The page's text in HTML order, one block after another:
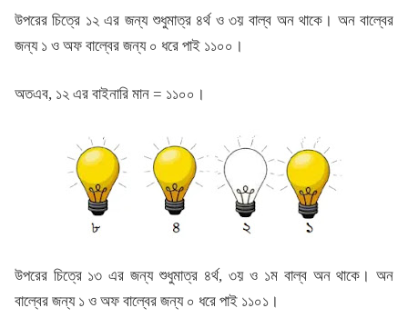
উপরের চিত্রে ১২ এর জন্য শুধুমাত্র ৪র্থ ও ৩য় বাল্ব অন থাকে। অন বাল্বের
জন্য ১ ও অফ বাল্বের জন্য ০ ধরে পাই ১১০০।
অতএব, ১২ এর বাইনারি মান = ১১০০।
উপরের চিত্রে ১৩ এর জন্য শুধুমাত্র ৪র্থ, ৩য় ও ১ম বাল্ব অন থাকে। অন
বাল্বের জন্য ১ ও অফ বাল্বের জন্য ০ ধরে পাই ১১০১।